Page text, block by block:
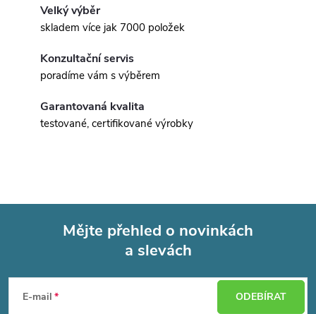
Velký výběr
skladem více jak 7000 položek
Konzultační servis
poradíme vám s výběrem
Garantovaná kvalita
testované, certifikované výrobky
Mějte přehled o novinkách
a slevách
E-mail ODEBÍRAT